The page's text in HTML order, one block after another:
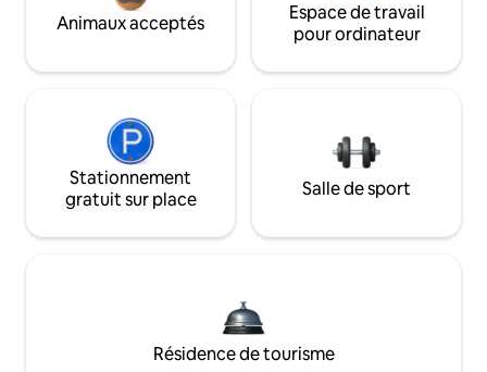
Animaux acceptés
Espace de travail
pour ordinateur
Stationnement
gratuit sur place
Salle de sport
Résidence de tourisme